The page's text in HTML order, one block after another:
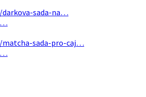
sada-na…
sada-pro-caj…